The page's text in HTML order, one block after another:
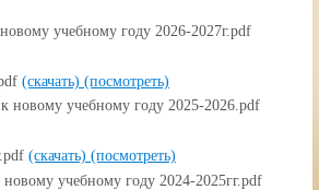
учебному году 2026-2027г.pdf
(скачать) (посмотреть)
новому учебному году 2025-2026.pdf
(скачать) (посмотреть)
учебному году 2024-2025гг.pdf